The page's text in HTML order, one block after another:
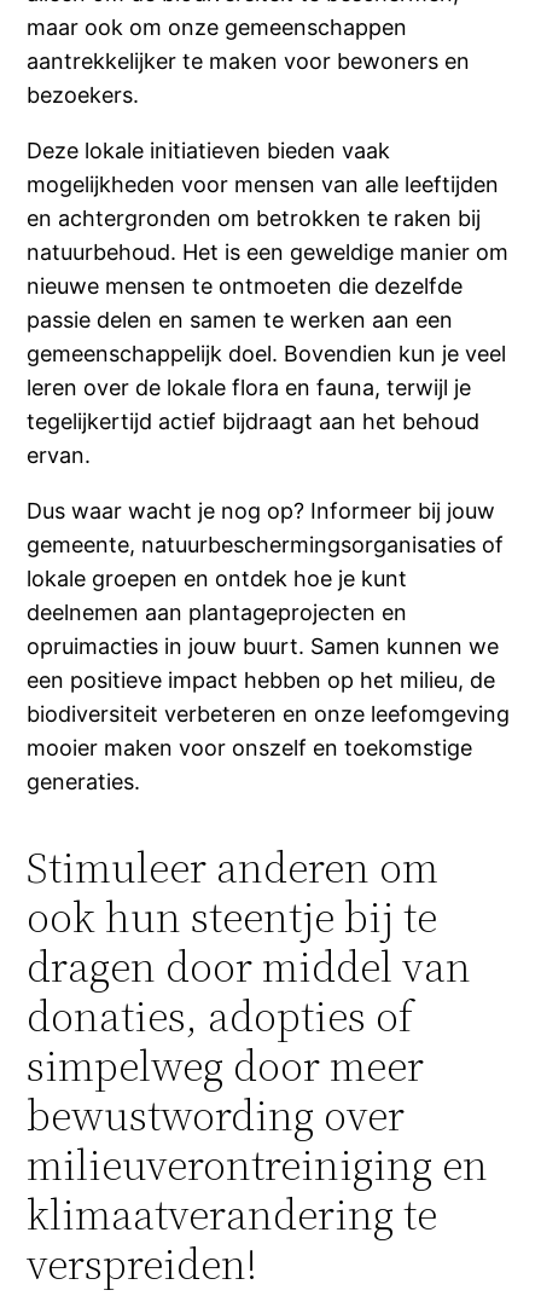
maar ook om onze gemeenschappen
aantrekkelijker te maken voor bewoners en
bezoekers.
Deze lokale initiatieven bieden vaak
mogelijkheden voor mensen van alle leeftijden
en achtergronden om betrokken te raken bij
natuurbehoud. Het is een geweldige manier om
nieuwe mensen te ontmoeten die dezelfde
passie delen en samen te werken aan een
gemeenschappelijk doel. Bovendien kun je veel
leren over de lokale flora en fauna, terwijl je
tegelijkertijd actief bijdraagt aan het behoud
ervan.
Dus waar wacht je nog op? Informeer bij jouw
gemeente, natuurbeschermingsorganisaties of
lokale groepen en ontdek hoe je kunt
deelnemen aan plantageprojecten en
opruimacties in jouw buurt. Samen kunnen we
een positieve impact hebben op het milieu, de
biodiversiteit verbeteren en onze leefomgeving
mooier maken voor onszelf en toekomstige
generaties.
Stimuleer anderen om
ook hun steentje bij te
dragen door middel van
donaties, adopties of
simpelweg door meer
bewustwording over
milieuverontreiniging en
klimaatverandering te
verspreiden!